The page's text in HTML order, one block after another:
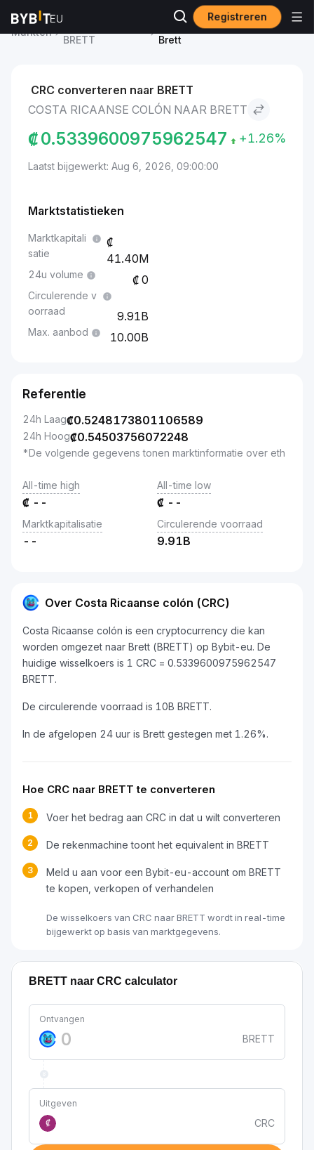
Registreren
Markten
BRETT
Costa Ricaanse colón to
Brett
CRC converteren naar BRETT
COSTA RICAANSE COLÓN NAAR BRETT
₡0.5339600975962547 +1.26%
Laatst bijgewerkt: Aug 6, 2026, 09:00:00
Marktstatistieken
Marktkapitali
satie
41.40M
24u volume 0
Circulerende v
oorraad
9.91B
Max. aanbod 10.00B
Referentie
24h Laag₡0.5248173801106589
24h Hoog₡0.54503756072248
*De volgende gegevens tonen marktinformatie over eth
All-time high
₡ --
All-time low
₡ --
Marktkapitalisatie
--
Circulerende voorraad
9.91B
Over Costa Ricaanse colón (CRC)
Costa Ricaanse colón is een cryptocurrency die kan
worden omgezet naar Brett (BRETT) op Bybit-eu. De
huidige wisselkoers is 1 CRC = 0.5339600975962547
BRETT.
De circulerende voorraad is 10B BRETT.
In de afgelopen 24 uur is Brett gestegen met 1.26%.
Hoe CRC naar BRETT te converteren
1 Voer het bedrag aan CRC in dat u wilt converteren
2 De rekenmachine toont het equivalent in BRETT
3
Meld u aan voor een Bybit-eu-account om BRETT
te kopen, verkopen of verhandelen
De wisselkoers van CRC naar BRETT wordt in real-time
bijgewerkt op basis van marktgegevens.
BRETT naar CRC calculator
Ontvangen
BRETT
Uitgeven
₡
CRC